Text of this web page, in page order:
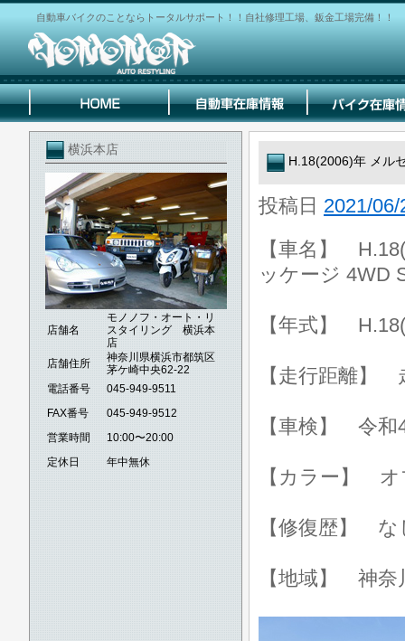
自動車バイクのことならトータルサポート！！自社修理工場、鈑金工場完備！！
横浜本店
店舗名
モノノフ・オート・リ
スタイリング 横浜本
店
店舗住所
神奈川県横浜市都筑区
茅ケ崎中央62-22
電話番号
045-949-9511
FAX番号
045-949-9512
営業時間
10:00〜20:00
定休日
年中無休
H.18(2006)年 メル
投稿日 2021/06/
【車名】
ッケージ 4WD
【年式】
【走行距離】
【車検】 令和
【カラー】
【修復歴】 な
【地域】 神奈